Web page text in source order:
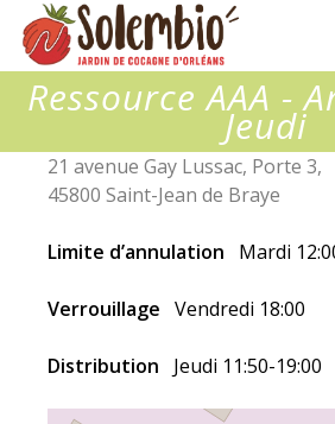
Ressource AAA -
Jeudi
21 avenue Gay Lussac, Porte 3,
45800 Saint-Jean de Braye
Limite d’annulation Mardi
Verrouillage Vendredi 18:00
Distribution Jeudi 11:50-19:00